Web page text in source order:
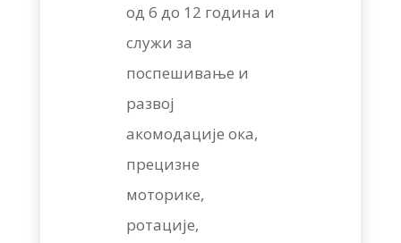
од 6 до 12 година и
служи за
поспешивање и
развој
акомодације ока,
прецизне
моторике,
ротације,